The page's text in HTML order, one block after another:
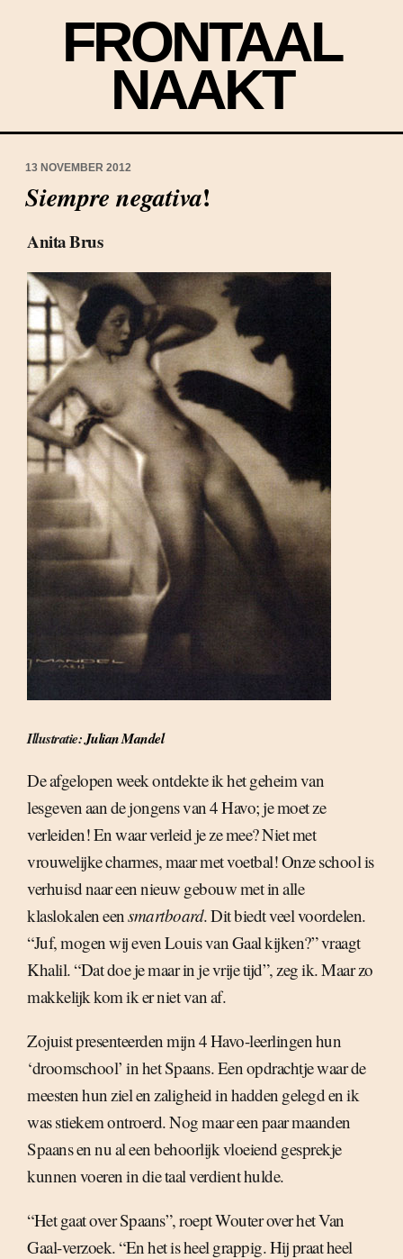
FRONTAAL
NAAKT
13 NOVEMBER 2012
Siempre negativa!
Anita Brus
Illustratie:Julian Mandel
De afgelopen week ontdekte ik het geheim van
lesgeven aan de jongens van 4 Havo; je moet ze
verleiden! En waar verleid je ze mee? Niet met
vrouwelijke charmes, maar met voetbal! Onze school is
verhuisd naar een nieuw gebouw met in alle
klaslokalen eensmartboard. Dit biedt veel voordelen.
“Juf, mogen wij even Louis van Gaal kijken?” vraagt
Khalil. “Dat doe je maar in je vrije tijd”, zeg ik. Maar zo
makkelijk kom ik er niet van af.
Zojuist presenteerden mijn 4 Havo-leerlingen hun
‘droomschool’ in het Spaans. Een opdrachtje waar de
meesten hun ziel en zaligheid in hadden gelegd en ik
was stiekem ontroerd. Nog maar een paar maanden
Spaans en nu al een behoorlijk vloeiend gesprekje
kunnen voeren in die taal verdient hulde.
“Het gaat over Spaans”, roept Wouter over het Van
Gaal-verzoek. “En het is heel grappig. Hij praat heel